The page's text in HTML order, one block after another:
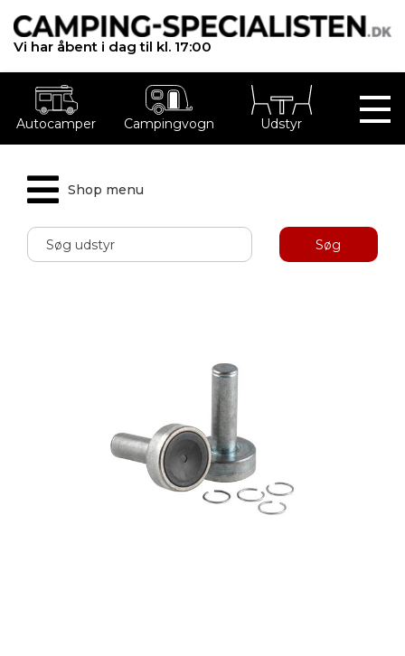
Vi har åbent i dag til kl. 17:00
Autocamper Campingvogn Udstyr
Shop menu
Søg